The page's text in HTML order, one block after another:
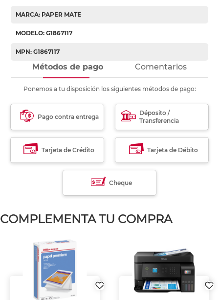
MARCA: PAPER MATE
MODELO: G1867117
MPN: G1867117
Métodos de pago Comentarios
Ponemos a tu disposición los siguientes métodos de pago:
Pago contra entrega
Déposito /
Transferencia
Tarjeta de Crédito Tarjeta de Débito
Cheque
COMPLEMENTA TU COMPRA